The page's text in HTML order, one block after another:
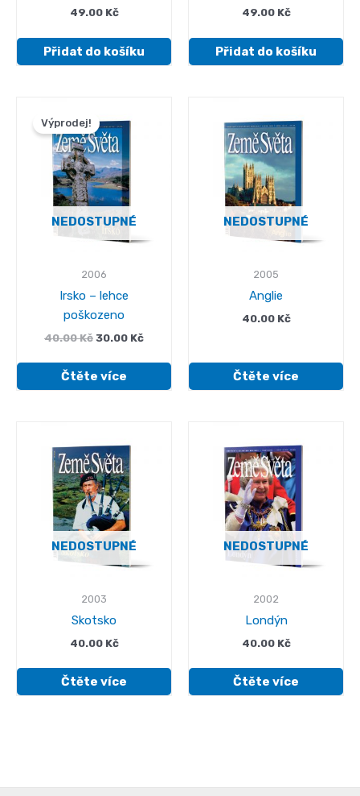
49.00 Kč
Přidat do košíku
49.00 Kč
Přidat do košíku
NEDOSTUPNÉ
Výprodej!
2006
Irsko – lehce
poškozeno
40.00KčPůvodní
byla:
40.00 Kč.
30.00 KčAktuální
je:
Čtěte více
NEDOSTUPNÉ
2005
Anglie
40.00 Kč
Čtěte více
NEDOSTUPNÉ
2003
Skotsko
40.00 Kč
Čtěte více
NEDOSTUPNÉ
2002
Londýn
40.00 Kč
Čtěte více